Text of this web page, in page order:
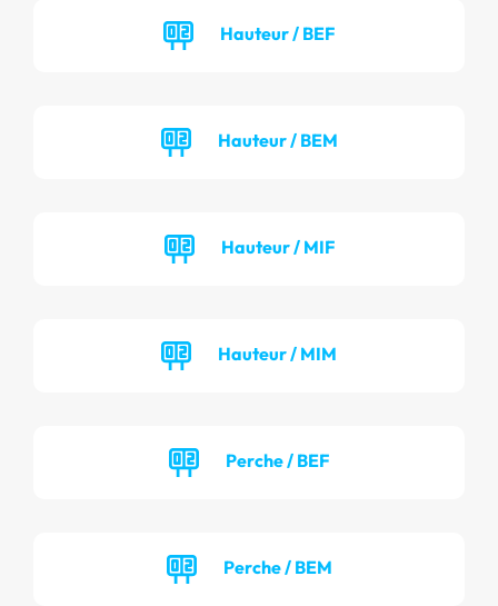
Hauteur / BEF
Hauteur / BEM
Hauteur / MIF
Hauteur / MIM
Perche / BEF
Perche / BEM